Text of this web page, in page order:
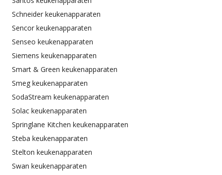
Schneider keukenapparaten
Sencor keukenapparaten
Senseo keukenapparaten
Siemens keukenapparaten
Smart & Green keukenapparaten
Smeg keukenapparaten
SodaStream keukenapparaten
Solac keukenapparaten
Springlane Kitchen keukenapparaten
Steba keukenapparaten
Stelton keukenapparaten
Swan keukenapparaten